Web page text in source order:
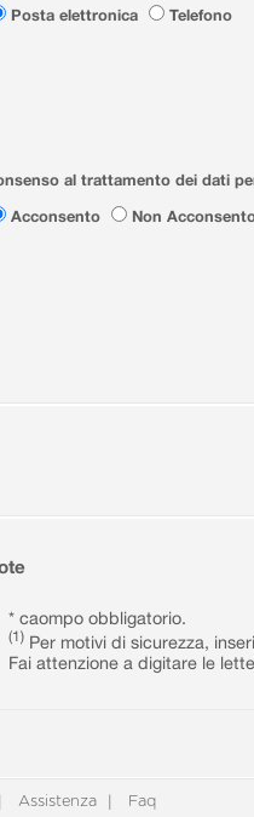
Posta elettronica
Telefono
al trattamento dei dati
Acconsento
Non
* caompo obbligatorio.
(1) Per motivi di sicurezza,
Fai attenzione a digitare le
Assistenza Faq